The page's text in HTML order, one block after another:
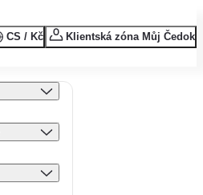
CS / Kč Klientská zóna Můj Čedok